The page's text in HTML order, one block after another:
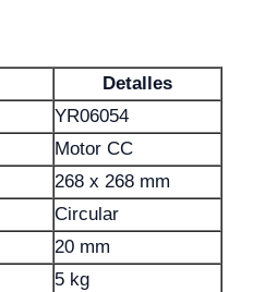
Detalles
YR06054
Motor CC
268 x 268 mm
Circular
20 mm
5 kg